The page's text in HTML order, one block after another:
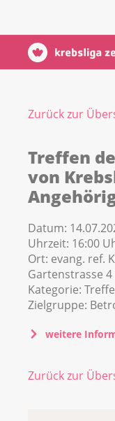
Zurück zur
Treffen
von
Datum:
Uhrzeit: 16:00
Ort: evang. ref.
Gartenstrasse 4
Kategorie:
Zielgruppe:
weitere
Zurück zur